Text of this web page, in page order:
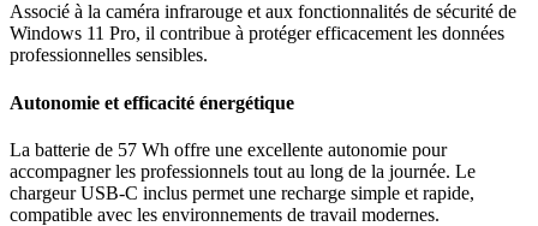
Associé à la caméra infrarouge et aux fonctionnalités de sécurité de
Windows 11 Pro, il contribue à protéger efficacement les données
professionnelles sensibles.
Autonomie et efficacité énergétique
La batterie de 57 Wh offre une excellente autonomie pour
accompagner les professionnels tout au long de la journée. Le
chargeur USB-C inclus permet une recharge simple et rapide,
compatible avec les environnements de travail modernes.